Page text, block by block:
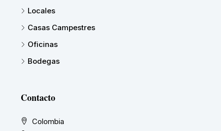
Locales
Casas Campestres
Oficinas
Bodegas
Contacto
Colombia